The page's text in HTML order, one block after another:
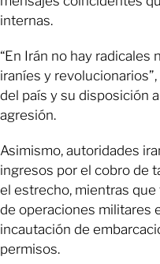
internas.
“En Irán no hay
iraníes y
del país y su disposición
agresión.
Asimismo, autoridades
ingresos por el cobro de
el estrecho, mientras
de operaciones militares
incautación de
permisos.